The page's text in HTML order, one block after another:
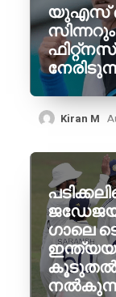
യുഎസ്
Kiran M
ഗാലെ
കൂടുതൽ